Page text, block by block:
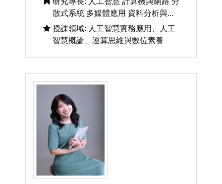
散式系統 多媒體應用 資料分析與處
理 電子商務與網路行銷
授課領域: 人工智慧實務應用、人工
智慧概論、運算思維與數位素養